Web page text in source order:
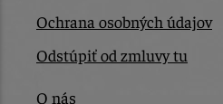
Ochrana osobných údajov
Odstúpiť od zmluvy tu
O nás